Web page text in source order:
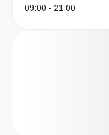
09:00 - 21:00